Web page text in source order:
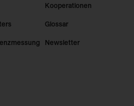
Kooperationen
Glossar
Newsletter